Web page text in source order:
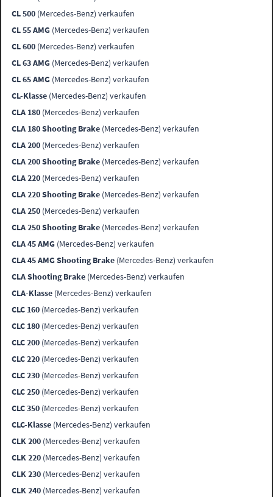
CL 500 (Mercedes-Benz) verkaufen
CL 55 AMG (Mercedes-Benz) verkaufen
CL 600 (Mercedes-Benz) verkaufen
CL 63 AMG (Mercedes-Benz) verkaufen
CL 65 AMG (Mercedes-Benz) verkaufen
CL-Klasse (Mercedes-Benz) verkaufen
CLA 180 (Mercedes-Benz) verkaufen
CLA 180 Shooting Brake (Mercedes-Benz) verkaufen
CLA 200 (Mercedes-Benz) verkaufen
CLA 200 Shooting Brake (Mercedes-Benz) verkaufen
CLA 220 (Mercedes-Benz) verkaufen
CLA 220 Shooting Brake (Mercedes-Benz) verkaufen
CLA 250 (Mercedes-Benz) verkaufen
CLA 250 Shooting Brake (Mercedes-Benz) verkaufen
CLA 45 AMG (Mercedes-Benz) verkaufen
CLA 45 AMG Shooting Brake (Mercedes-Benz) verkaufen
CLA Shooting Brake (Mercedes-Benz) verkaufen
CLA-Klasse (Mercedes-Benz) verkaufen
CLC 160 (Mercedes-Benz) verkaufen
CLC 180 (Mercedes-Benz) verkaufen
CLC 200 (Mercedes-Benz) verkaufen
CLC 220 (Mercedes-Benz) verkaufen
CLC 230 (Mercedes-Benz) verkaufen
CLC 250 (Mercedes-Benz) verkaufen
CLC 350 (Mercedes-Benz) verkaufen
CLC-Klasse (Mercedes-Benz) verkaufen
CLK 200 (Mercedes-Benz) verkaufen
CLK 220 (Mercedes-Benz) verkaufen
CLK 230 (Mercedes-Benz) verkaufen
CLK 240 (Mercedes-Benz) verkaufen